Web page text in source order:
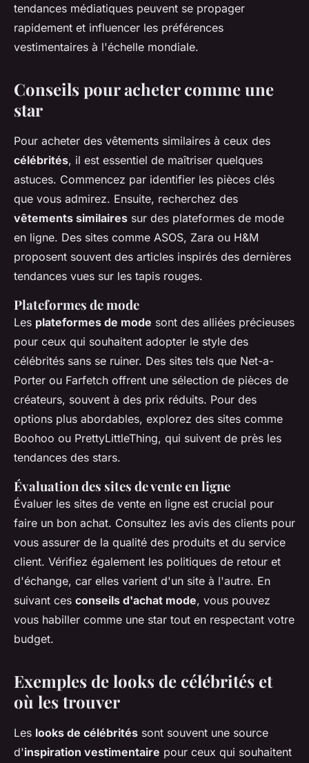
tendances médiatiques peuvent se propager
rapidement et influencer les préférences
vestimentaires à l'échelle mondiale.
Conseils pour acheter comme une
star
Pour acheter des vêtements similaires à ceux des
célébrités, il est essentiel de maîtriser quelques
astuces. Commencez par identifier les pièces clés
que vous admirez. Ensuite, recherchez des
vêtements similaires sur des plateformes de mode
en ligne. Des sites comme ASOS, Zara ou H&M
proposent souvent des articles inspirés des dernières
tendances vues sur les tapis rouges.
Plateformes de mode
Les plateformes de mode sont des alliées précieuses
pour ceux qui souhaitent adopter le style des
célébrités sans se ruiner. Des sites tels que Net-a-
Porter ou Farfetch offrent une sélection de pièces de
créateurs, souvent à des prix réduits. Pour des
options plus abordables, explorez des sites comme
Boohoo ou PrettyLittleThing, qui suivent de près les
tendances des stars.
Évaluation des sites de vente en ligne
Évaluer les sites de vente en ligne est crucial pour
faire un bon achat. Consultez les avis des clients pour
vous assurer de la qualité des produits et du service
client. Vérifiez également les politiques de retour et
d'échange, car elles varient d'un site à l'autre. En
suivant ces conseils d'achat mode, vous pouvez
vous habiller comme une star tout en respectant votre
budget.
Exemples de looks de célébrités et
où les trouver
Les looks de célébrités sont souvent une source
d'inspiration vestimentaire pour ceux qui souhaitent